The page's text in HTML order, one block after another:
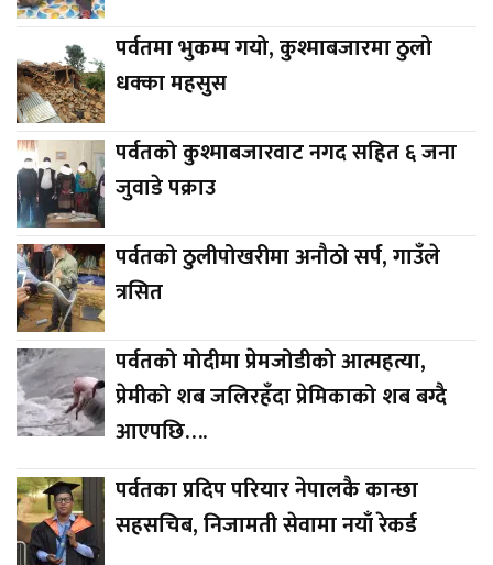
पर्वतमा भुकम्प गयो, कुश्माबजारमा ठुलो
धक्का महसुस
पर्वतको कुश्माबजारवाट नगद सहित ६ जना
जुवाडे पक्राउ
पर्वतको ठुलीपोखरीमा अनौठो सर्प, गाउँले
त्रसित
पर्वतको मोदीमा प्रेमजोडीको आत्महत्या,
प्रेमीको शब जलिरहँदा प्रेमिकाको शब बग्दै
आएपछि….
पर्वतका प्रदिप परियार नेपालकै कान्छा
सहसचिब, निजामती सेवामा नयाँ रेकर्ड